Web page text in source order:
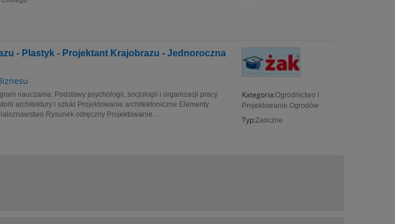
- Plastyk - Projektant Krajobrazu - Jednoroczna
Kategoria:Ogrodnictwo i
Projektowanie Ogrodów
Typ:Zaoczne
nauczania: Podstawy psychologii, socjologii i organizacji pracy
architektury i sztuki Projektowanie architektoniczne Elementy
Rysunek odręczny Projektowanie...